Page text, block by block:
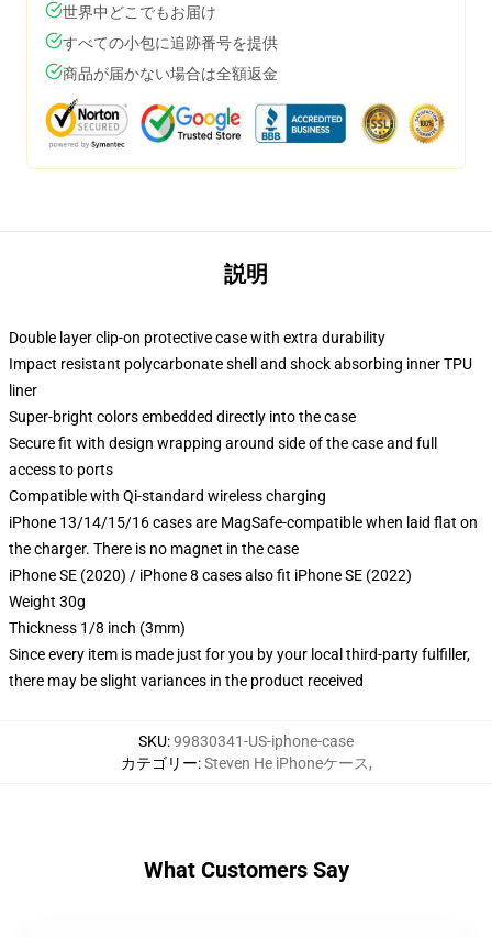
世界中どこでもお届け
すべての小包に追跡番号を提供
商品が届かない場合は全額返金
説明
Double layer clip-on protective case with extra durability
Impact resistant polycarbonate shell and shock absorbing inner TPU
liner
Super-bright colors embedded directly into the case
Secure fit with design wrapping around side of the case and full
access to ports
Compatible with Qi-standard wireless charging
iPhone 13/14/15/16 cases are MagSafe-compatible when laid flat on
the charger. There is no magnet in the case
iPhone SE (2020) / iPhone 8 cases also fit iPhone SE (2022)
Weight 30g
Thickness 1/8 inch (3mm)
Since every item is made just for you by your local third-party fulfiller,
there may be slight variances in the product received
SKU:99830341-US-iphone-case
カテゴリー:Steven He iPhoneケース,
What Customers Say